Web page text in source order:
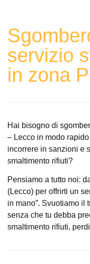
servizio
in zona
Hai bisogno di
– Lecco in modo
incorrere in sanzioni e
smaltimento rifiuti?
Pensiamo a tutto noi:
(Lecco) per offrirti un
in mano”. Svuotiamo il
senza che tu debba
smaltimento rifiuti,